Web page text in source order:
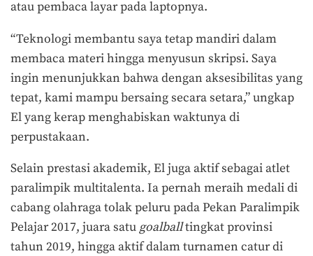
atau pembaca layar pada laptopnya.
“Teknologi membantu saya tetap mandiri dalam
membaca materi hingga menyusun skripsi. Saya
ingin menunjukkan bahwa dengan aksesibilitas yang
tepat, kami mampu bersaing secara setara,” ungkap
El yang kerap menghabiskan waktunya di
perpustakaan.
Selain prestasi akademik, El juga aktif sebagai atlet
paralimpik multitalenta. Ia pernah meraih medali di
cabang olahraga tolak peluru pada Pekan Paralimpik
Pelajar 2017, juara satu goalballtingkat provinsi
tahun 2019, hingga aktif dalam turnamen catur di